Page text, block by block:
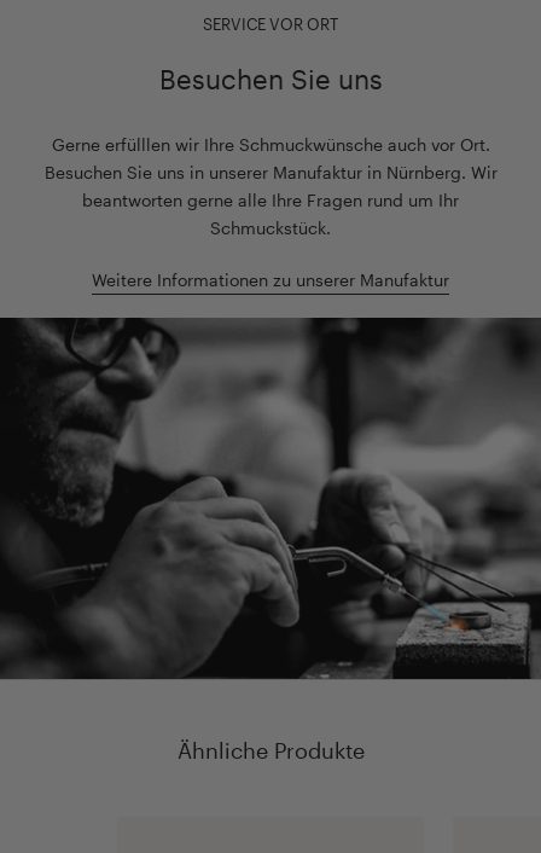
SERVICE VOR ORT
Besuchen Sie uns
Gerne erfülllen wir Ihre Schmuckwünsche auch vor Ort.
Besuchen Sie uns in unserer Manufaktur in Nürnberg. Wir
beantworten gerne alle Ihre Fragen rund um Ihr
Schmuckstück.
Weitere Informationen zu unserer Manufaktur
Ähnliche Produkte